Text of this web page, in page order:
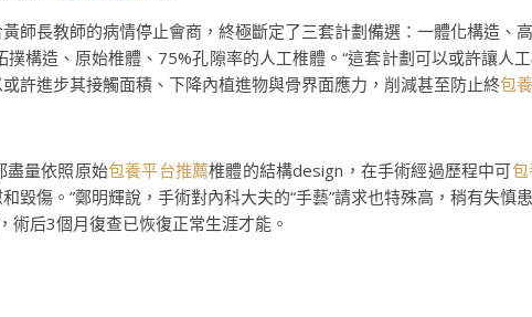
師長教師的病情停止會商，終極斷定了三套計劃備選：一體化構造、
構造、原始椎體、75%孔隙率的人工椎體。“這套計劃可以或許讓人
許進步其接觸面積、下降內植進物與骨界面應力，削減甚至防止終包養
盡量依照原始包養平台推薦椎體的結構design，在手術經過歷程中可
毀傷。”鄭明輝說，手術對內科大夫的“手藝”請求也特殊高，稍有失慎
術后3個月復查已恢復正常生涯才能。